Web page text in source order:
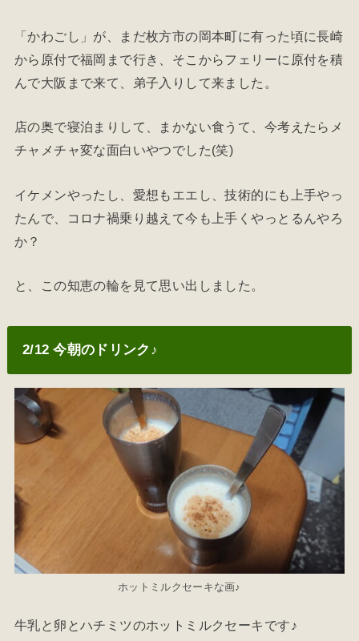
「かわごし」が、まだ枚方市の岡本町に有った頃に長崎
から原付で福岡まで行き、そこからフェリーに原付を積
んで大阪まで来て、弟子入りして来ました。
店の奥で寝泊まりして、まかない食うて、今考えたらメ
チャメチャ変な面白いやつでした(笑)
イケメンやったし、愛想もエエし、技術的にも上手やっ
たんで、コロナ禍乗り越えて今も上手くやっとるんやろ
か？
と、この知恵の輪を見て思い出しました。
2/12 今朝のドリンク♪
ホットミルクセーキな画♪
牛乳と卵とハチミツのホットミルクセーキです♪